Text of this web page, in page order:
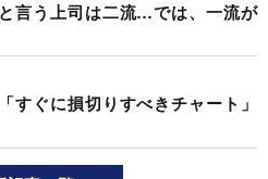
言う上司は二流…では、一流が
すぐに損切りすべきチャート」